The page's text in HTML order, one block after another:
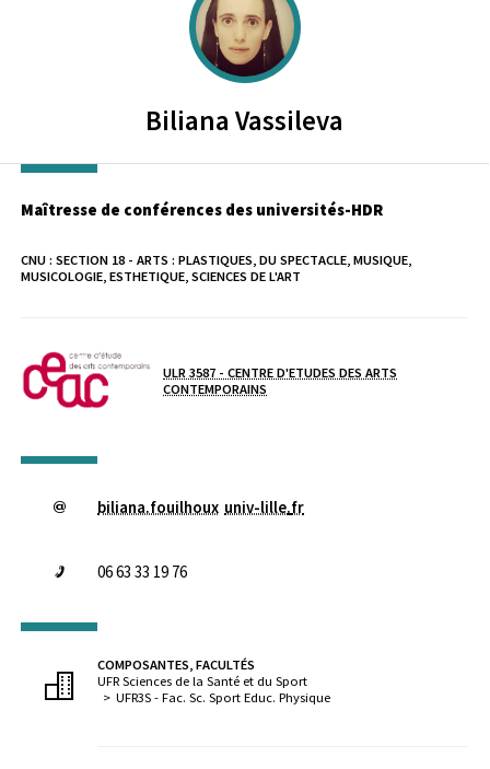
Biliana Vassileva
Maîtresse de conférences des universités-HDR
CNU : SECTION 18 - ARTS : PLASTIQUES, DU SPECTACLE, MUSIQUE,
MUSICOLOGIE, ESTHETIQUE, SCIENCES DE L'ART
ULR 3587 - CENTRE D'ETUDES DES ARTS
CONTEMPORAINS
biliana.fouilhoux univ-lille.fr
06 63 33 19 76
COMPOSANTES, FACULTÉS
UFR Sciences de la Santé et du Sport
UFR3S - Fac. Sc. Sport Educ. Physique